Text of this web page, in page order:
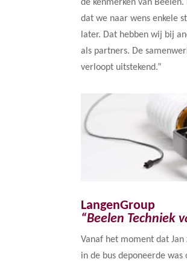
de kenmerken van
dat we naar wens enkele
later. Dat hebben wij bij
als partners. De
verloopt uitstekend.”
LangenGroup
“Beelen Techniek
Vanaf het moment dat
in de bus deponeerde